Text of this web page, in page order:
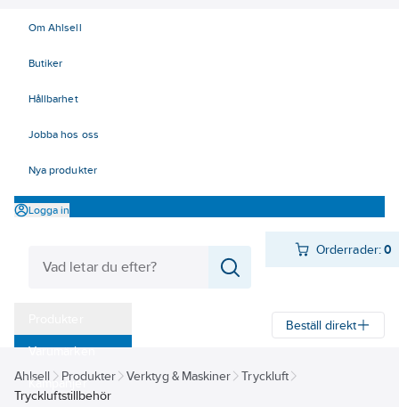
Om Ahlsell
Butiker
Hållbarhet
Jobba hos oss
Nya produkter
Logga in
Orderrader:0
Varumärken
Kampanjer
Beställ direkt
Ahlsell Produkter Verktyg & Maskiner
Tryckluft
Tryckluftstillbehör